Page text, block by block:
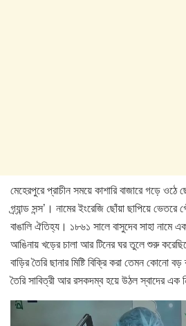
মেহেরপুরে প্রাচীন সময়ে কাশারি বাজারে গড়ে ওঠে
গ্র্যান্ড সন্স’। নামের ইংরেজি ছোঁয়া ছাপিয়ে
বাঙালি ঐতিহ্য। ১৮৬১ সালে বাসুদেব সাহা নামে
আঙিনায় খড়ের চালা আর টিনের ঘর তুলে শুরু
বাড়ির তৈরি ছানার মিষ্টি বিক্রি করা তেমন কোনো
তৈরি সাবিত্রী আর রসকদম্ব হয়ে উঠল স্বাদের এক